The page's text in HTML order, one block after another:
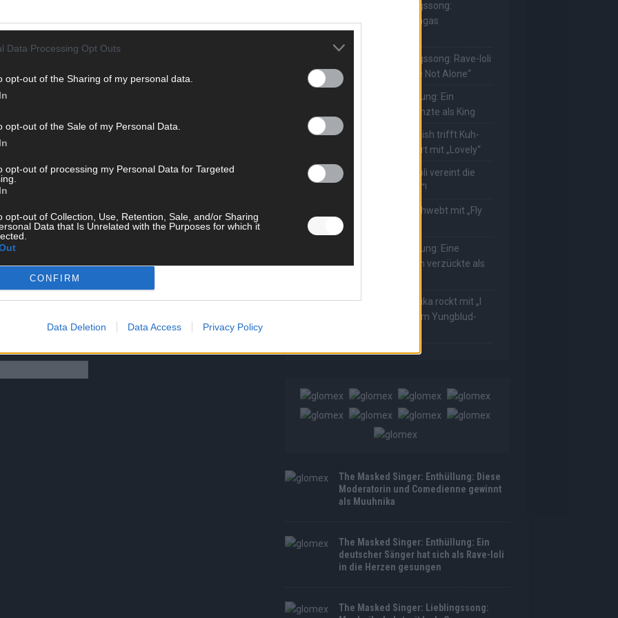
Data Processing Opt Outs
opt-out of the Sharing of my personal data.
opt-out of the Sale of my Personal Data.
opt-out of processing my Personal Data for Targeted
opt-out of Collection, Use, Retention, Sale, and/or Sharing
Data that Is Unrelated with the Purposes for which it
CONFIRM
Data Deletion Data Access Privacy Policy
mit und teile deine Perspektive. Mit * gekennzeichnete
(Vor- und Nachname) und eine gültige E-Mail-
Kommentar kurz. Beiträge, die unsere
Hetze, Spam oder Werbung werden nicht
The Masked Singer: Lieblingssong:
Muuhnika kehrt mit Lady Gagas
The Masked Singer: Lieblingssong: Rave-Ioli
berührt erneut mit „You Are Not Alone“
The Masked Singer: Enthüllung: Ein
deutscher Schauspieler glänzte als King
The Masked Singer: Billie Eilish trifft Kuh-
Power! Muuhnika verzaubert mit „Lovely“
The Masked Singer: Rave-Ioli vereint die
Welt mit „We Are The World“!
The Masked Singer: King schwebt mit „Fly
Me To The Moon“!
The Masked Singer: Enthüllung: Eine
österreichische Moderatorin verzückte als
The Masked Singer: Muuhnika rockt mit „I
Was Made For Loving You“ im Yungblud-
The Masked Singer: Enthüllung: Diese
Moderatorin und Comedienne gewinnt
als Muuhnika
The Masked Singer: Enthüllung: Ein
deutscher Sänger hat sich als Rave-Ioli
in die Herzen gesungen
The Masked Singer: Lieblingssong: